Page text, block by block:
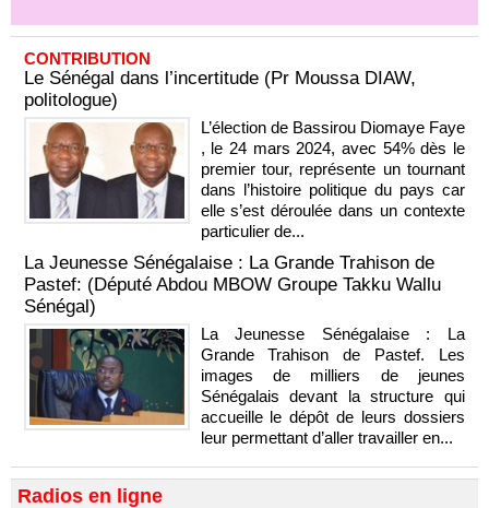
CONTRIBUTION
Le Sénégal dans l’incertitude (Pr Moussa DIAW,
politologue)
L’élection de Bassirou Diomaye Faye
, le 24 mars 2024, avec 54% dès le
premier tour, représente un tournant
dans l’histoire politique du pays car
elle s’est déroulée dans un contexte
particulier de...
La Jeunesse Sénégalaise : La Grande Trahison de
Pastef: (Député Abdou MBOW Groupe Takku Wallu
Sénégal)
La Jeunesse Sénégalaise : La
Grande Trahison de Pastef. Les
images de milliers de jeunes
Sénégalais devant la structure qui
accueille le dépôt de leurs dossiers
leur permettant d’aller travailler en...
Radios en ligne